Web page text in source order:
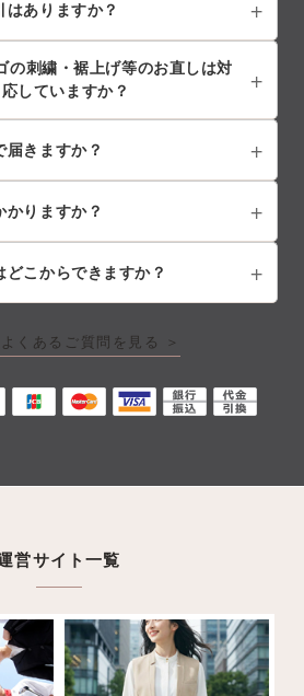
はありますか？
の刺繍・裾上げ等のお直しは対
応していますか？
届きますか？
かりますか？
どこからできますか？
くあるご質問を見る ＞
営サイト一覧